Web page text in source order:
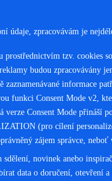
údaje, zpracovávám je
prostřednictvím tzv. cookies
budou zpracovávány
zaznamenávané informace
funkci Consent Mode v2,
verze Consent Mode přináší
(pro cílení
zájem správce,
sdělení, novinek anebo
data o doručení, otevření